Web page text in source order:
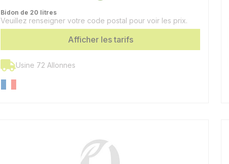
Bidon de 20 litres
Veuillez renseigner votre code postal pour voir les prix.
Afficher les tarifs
Usine 72 Allonnes